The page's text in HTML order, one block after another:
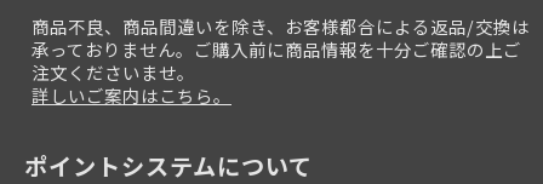
商品不良、商品間違いを除き、お客様都合による返品/交換は
承っておりません。ご購入前に商品情報を十分ご確認の上ご
注文くださいませ。
詳しいご案内はこちら。
ポイントシステムについて